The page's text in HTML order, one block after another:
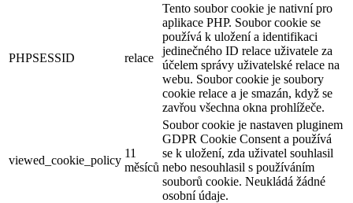
PHPSESSID relace
Tento soubor cookie je nativní pro
aplikace PHP. Soubor cookie se
používá k uložení a identifikaci
jedinečného ID relace uživatele za
účelem správy uživatelské relace na
webu. Soubor cookie je soubory
cookie relace a je smazán, když se
zavřou všechna okna prohlížeče.
viewed_cookie_policy
11
měsíců
Soubor cookie je nastaven pluginem
GDPR Cookie Consent a používá
se k uložení, zda uživatel souhlasil
nebo nesouhlasil s používáním
souborů cookie. Neukládá žádné
osobní údaje.